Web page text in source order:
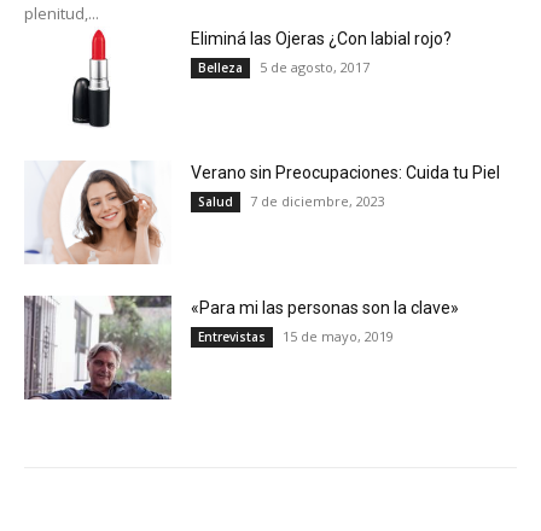
plenitud,...
Eliminá las Ojeras ¿Con labial rojo?
Belleza 5 de agosto, 2017
Verano sin Preocupaciones: Cuida tu Piel
Salud 7 de diciembre, 2023
«Para mi las personas son la clave»
Entrevistas 15 de mayo, 2019